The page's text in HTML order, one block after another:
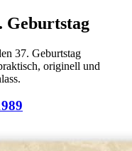
Geburtstag
37. Geburtstag
originell und